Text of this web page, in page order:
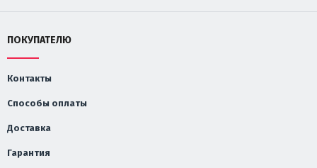
ПОКУПАТЕЛЮ
Контакты
Способы оплаты
Доставка
Гарантия